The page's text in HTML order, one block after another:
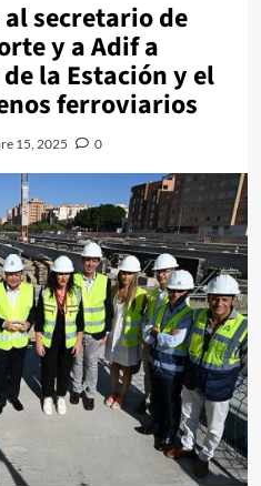
secretario de
y a Adif a
la Estación y el
ferroviarios
15, 2025 0